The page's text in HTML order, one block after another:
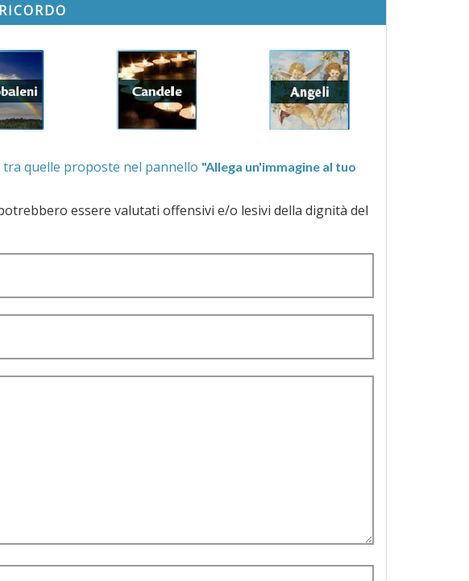
un'immagine scegliendola tra quelle proposte nel pannello "Allega un'immagine al tuo
e/o lesivi della dignità del